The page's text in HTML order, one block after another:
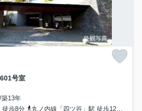
601号室
13年
徒歩8分
丸ノ内線「四ツ谷」駅 徒歩12分